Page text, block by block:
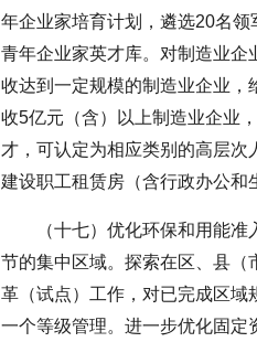
年企业家培育计划，遴选20名
青年企业家英才库。对制造业企
收达到一定规模的制造业企业，
收5亿元（含）以上制造业企业
才，可认定为相应类别的高层
建设职工租赁房（含行政办公和
（十七）优化环保和用能
节的集中区域。探索在区、县（
革（试点）工作，对已完成区域
一个等级管理。进一步优化固定